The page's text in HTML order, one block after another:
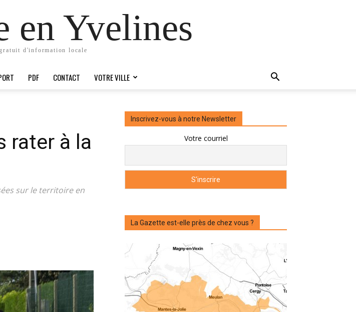
en Yvelines
d'information locale
PDF CONTACT VOTRE VILLE
rater à la
sur le territoire en
Inscrivez-vous à notre Newsletter
Votre courriel
La Gazette est-elle près de chez vous ?